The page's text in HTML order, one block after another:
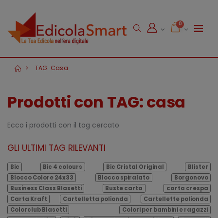
0
TAG: Casa
Prodotti con TAG: casa
Ecco i prodotti con il tag cercato
GLI ULTIMI TAG RILEVANTI
Bic Bic 4 colours Bic Cristal Original
Blister
Blocco Colore 24x33
Blocco spiralato
Borgonovo
Business Class Blasetti
Buste carta
carta crespa
Carta Kraft
Cartelletta polionda
Cartellette polionda
Colorclub Blasetti
Colori per bambini e ragazzi